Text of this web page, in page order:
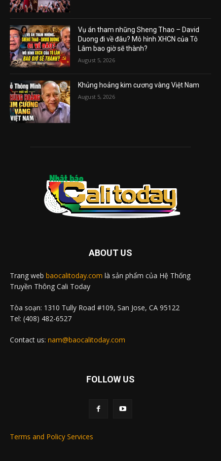
Vụ án tham nhũng Sheng Thao – David
Duong đi về đâu? Mô hình XHCN của Tô
Lâm bao giờ sẽ thành?
August 5, 2026
Khủng hoảng kim cương vàng Việt Nam
August 5, 2026
ABOUT US
Trang web baocalitoday.com là sản phẩm của Hệ Thống
Truyền Thông Cali Today
Tòa soạn: 1310 Tully Road #109, San Jose, CA 95122
Tel: (408) 482-6527
Contact us: nam@baocalitoday.com
FOLLOW US
Terms and Policy Services